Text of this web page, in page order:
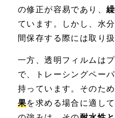
の修正が容易であり、
ています。しかし、水
間保存する際には取り
一方、透明フィルムは
で、トレーシングペー
持っています。そのため
果を求める場合に適し